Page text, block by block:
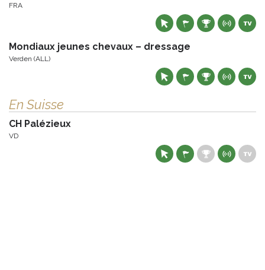
FRA
Mondiaux jeunes chevaux – dressage
Verden (ALL)
En Suisse
CH Palézieux
VD